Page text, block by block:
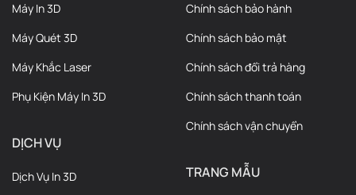
Máy In 3D
Máy Quét 3D
Máy Khắc Laser
Phụ Kiện Máy In 3D
DỊCH VỤ
Dịch Vụ In 3D
Chính sách bảo hành
Chính sách bảo mật
Chính sách đổi trả hàng
Chính sách thanh toán
Chính sách vận chuyển
TRANG MẪU